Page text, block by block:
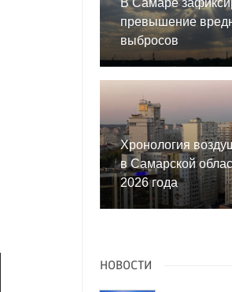
В Самаре
превышение
выбросов
Хронология
в Самарской
2026 года
НОВОСТИ